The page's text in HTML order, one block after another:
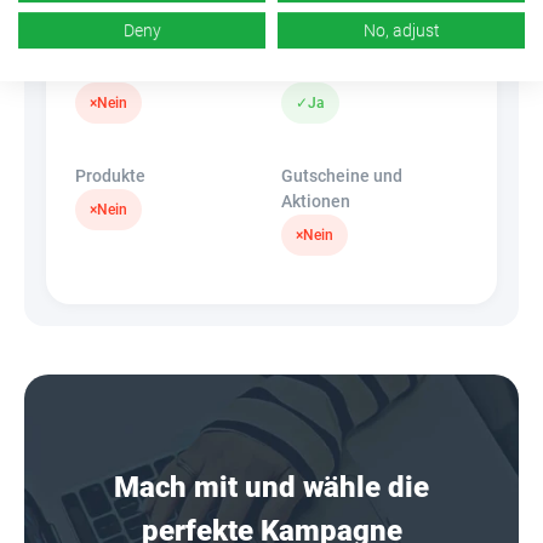
×Nein ✓Ja
Produkte
×Nein
Gutscheine und
Aktionen
×Nein
Mach mit und wähle die
perfekte Kampagne
Deny No, adjust